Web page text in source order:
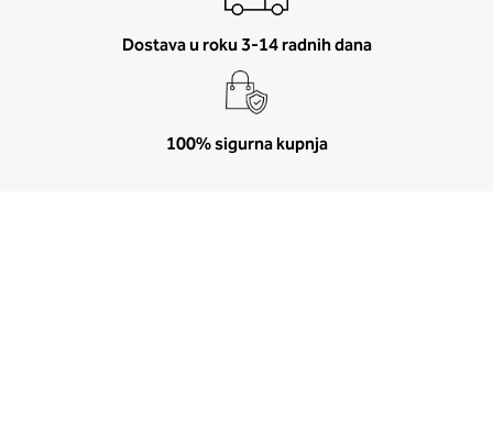
Dostava u roku 3-14 radnih dana
100% sigurna kupnja